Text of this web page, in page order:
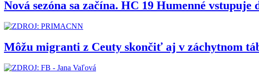
Nová sezóna sa začína. HC 19 Humenné
Môžu migranti z Ceuty skončiť aj v záchytnom